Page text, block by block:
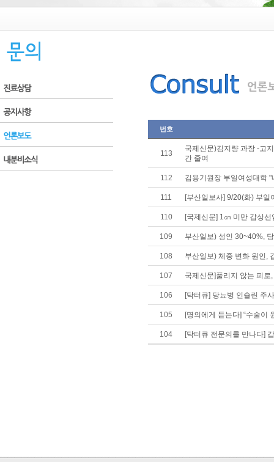
번호
113
국제신문)김지량 과장 -고
간 줄여
112 김용기원장 부일여성대학
111 [부산일보사] 9/20(화) 부
110 [국제신문] 1㎝ 미만 갑상
109 부산일보) 성인 30~40%,
108 부산일보) 체중 변화 원인,
107 국제신문]풀리지 않는 피로
106 [닥터큐] 당뇨병 인슐린 주
105 [명의에게 듣는다] “수술이
104 [닥터큐 전문의를 만나다]